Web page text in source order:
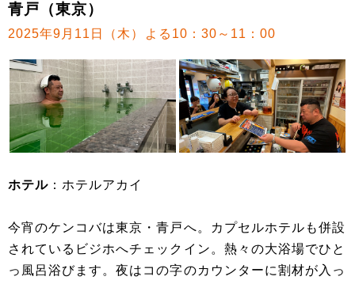
青戸（東京）
2025年9月11日（木）よる10：30～11：00
ホテル ：ホテルアカイ
今宵のケンコバは東京・青戸へ。カプセルホテルも併設
されているビジホへチェックイン。熱々の大浴場でひと
っ風呂浴びます。夜はコの字のカウンターに割材が入っ